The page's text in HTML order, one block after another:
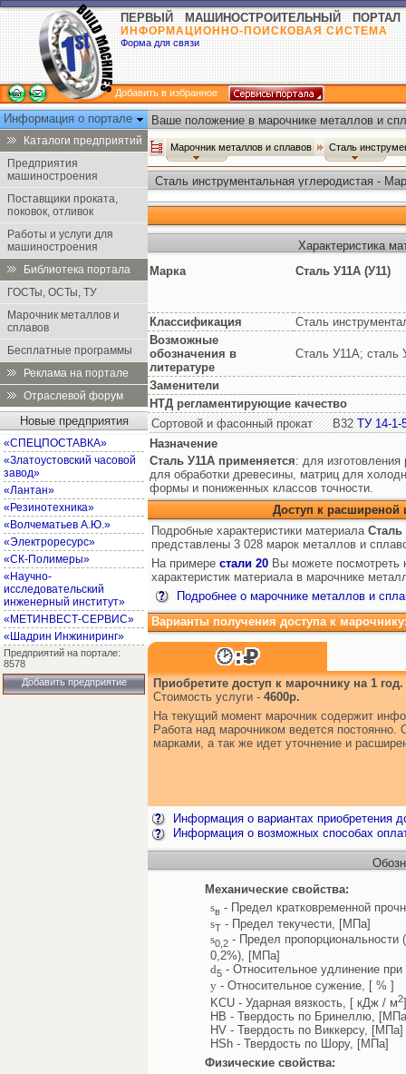
ПЕРВЫЙ МАШИНОСТРОИТЕЛЬНЫЙ ПОРТАЛ
ИНФОРМАЦИОННО-ПОИСКОВАЯ СИСТЕМА
Форма для связи
Добавить в избранное
Информация о портале
Каталоги предприятий
Предприятия
машиностроения
Поставщики проката,
поковок, отливок
Работы и услуги для
машиностроения
Библиотека портала
ГОСТы, ОСТы, ТУ
Марочник металлов и
сплавов
Бесплатные программы
Реклама на портале
Отраслевой форум
Новые предприятия
«СПЕЦПОСТАВКА»
«Златоустовский часовой
завод»
«Лантан»
«Резинотехника»
«Волчематьев А.Ю.»
«Электроресурс»
«СК-Полимеры»
«Научно-
исследовательский
инженерный институт»
«МЕТИНВЕСТ-СЕРВИС»
«Шадрин Инжиниринг»
Предприятий на портале:
8578
Добавить предприятие
Ваше положение в марочнике металлов и
Марочник металлов и сплавов Сталь
Сталь инструментальная углеродистая -
Характеристика
Марка
Сталь У11А (У11)
Классификация
Сталь
Возможные
обозначения в
литературе
Сталь У11А; сталь
Заменители
НТД регламентирующие качество
Сортовой и фасонный прокат
В32 ТУ 14-1-
Назначение
Сталь У11А применяется: для
для обработки древесины, матриц для
формы и пониженных классов точности.
Доступ к
Подробные характеристики материала Сталь
представлены 3 028 марок металлов и
На примере стали 20 Вы можете посмотреть
характеристик материала в марочнике
Подробнее о марочнике металлов и
Варианты получения доступа к
Приобретите доступ к марочнику на 1 год.
Стоимость услуги - 4600р.
На текущий момент марочник содержит
Работа над марочником ведется постоянно.
марками, а так же идет уточнение и
Информация о вариантах приобретения
Информация о возможных способах
Механические свойства:
sв - Предел кратковременной
sТ- Предел текучести, [МПа]
s0,2- Предел пропорциональности
0,2%), [МПа]
d5- Относительное удлинение
y- Относительное сужение, [ % ]
KCU - Ударная вязкость, [ кДж / м2]
HB - Твердость по Бринеллю,
HV - Твердость по Виккерсу, [МПа]
HSh - Твердость по Шору, [МПа]
Физические свойства: